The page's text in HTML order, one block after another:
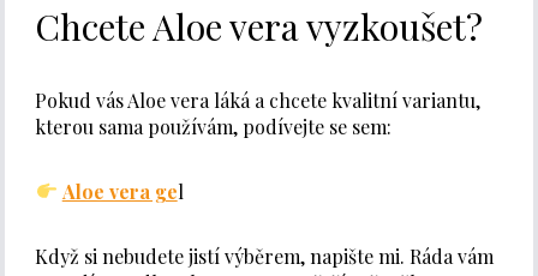
Chcete Aloe vera vyzkoušet?
Pokud vás Aloe vera láká a chcete kvalitní variantu,
kterou sama používám, podívejte se sem:
Aloe vera gel
Když si nebudete jistí výběrem, napište mi. Ráda vám